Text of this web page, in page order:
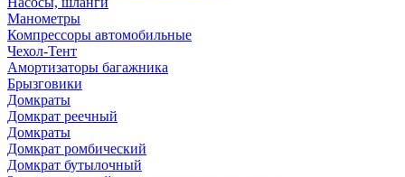
Манометры
Компрессоры автомобильные
Чехол-Тент
Амортизаторы багажника
Брызговики
Домкраты
Домкрат реечный
Домкраты
Домкрат ромбический
Домкрат бутылочный